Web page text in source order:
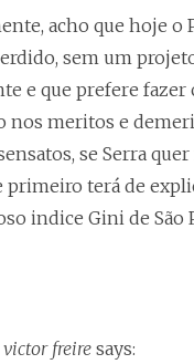
acho que hoje o
sem um
e que prefere fazer
nos meritos e
se Serra
primeiro terá de
indice Gini de São
victor freire says: